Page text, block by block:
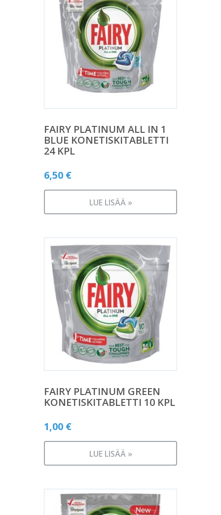
FAIRY PLATINUM ALL IN 1
BLUE KONETISKITABLETTI
24 KPL
6,50 €
LUE LISÄÄ »
FAIRY PLATINUM GREEN
KONETISKITABLETTI 10 KPL
1,00 €
LUE LISÄÄ »